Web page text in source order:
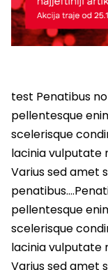
test Penatibus
pellentesque
scelerisque
lacinia vulputate
Varius sed amet
pellentesque
scelerisque
lacinia vulputate
Varius sed amet